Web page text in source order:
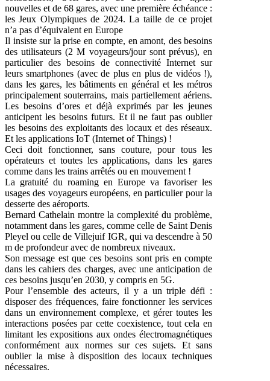
nouvelles et de 68 gares, avec une première échéance :
les Jeux Olympiques de 2024. La taille de ce projet
n’a pas d’équivalent en Europe
Il insiste sur la prise en compte, en amont, des besoins
des utilisateurs (2 M voyageurs/jour sont prévus), en
particulier des besoins de connectivité Internet sur
leurs smartphones (avec de plus en plus de vidéos !),
dans les gares, les bâtiments en général et les métros
principalement souterrains, mais partiellement aériens.
Les besoins d’ores et déjà exprimés par les jeunes
anticipent les besoins futurs. Et il ne faut pas oublier
les besoins des exploitants des locaux et des réseaux.
Et les applications IoT (Internet of Things) !
Ceci doit fonctionner, sans couture, pour tous les
opérateurs et toutes les applications, dans les gares
comme dans les trains arrêtés ou en mouvement !
La gratuité du roaming en Europe va favoriser les
usages des voyageurs européens, en particulier pour la
desserte des aéroports.
Bernard Cathelain montre la complexité du problème,
notamment dans les gares, comme celle de Saint Denis
Pleyel ou celle de Villejuif IGR, qui va descendre à 50
m de profondeur avec de nombreux niveaux.
Son message est que ces besoins sont pris en compte
dans les cahiers des charges, avec une anticipation de
ces besoins jusqu’en 2030, y compris en 5G.
Pour l’ensemble des acteurs, il y a un triple défi :
disposer des fréquences, faire fonctionner les services
dans un environnement complexe, et gérer toutes les
interactions posées par cette coexistence, tout cela en
limitant les expositions aux ondes électromagnétiques
conformément aux normes sur ces sujets. Et sans
oublier la mise à disposition des locaux techniques
nécessaires.